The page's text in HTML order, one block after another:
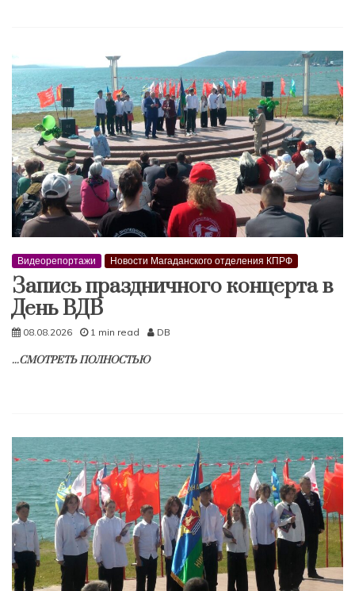
Видеорепортажи Новости Магаданского отделения КПРФ
Запись праздничного концерта в
День ВДВ
08.08.2026 1 min read DB
...СМОТРЕТЬ ПОЛНОСТЬЮ